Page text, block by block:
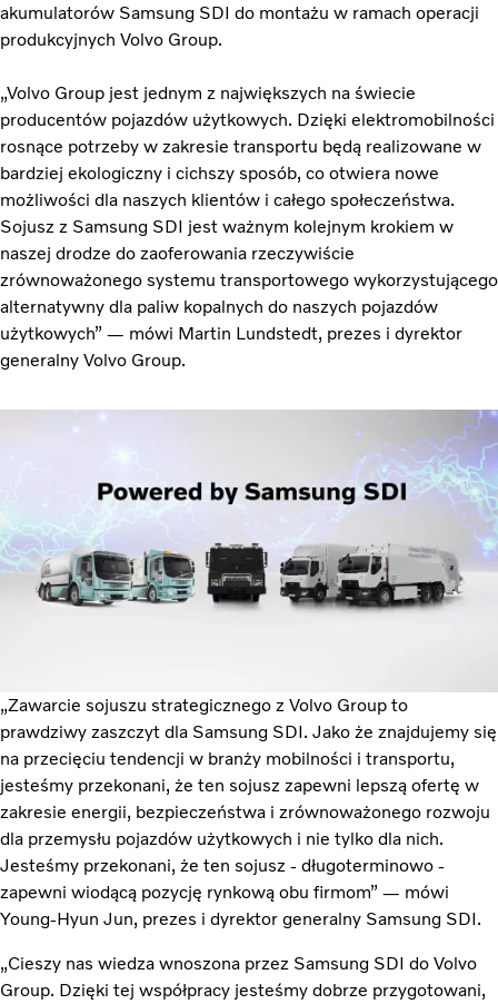
akumulatorów Samsung SDI do montażu w ramach operacji
produkcyjnych Volvo Group.
„Volvo Group jest jednym z największych na świecie
producentów pojazdów użytkowych. Dzięki elektromobilności
rosnące potrzeby w zakresie transportu będą realizowane w
bardziej ekologiczny i cichszy sposób, co otwiera nowe
możliwości dla naszych klientów i całego społeczeństwa.
Sojusz z Samsung SDI jest ważnym kolejnym krokiem w
naszej drodze do zaoferowania rzeczywiście
zrównoważonego systemu transportowego wykorzystującego
alternatywny dla paliw kopalnych do naszych pojazdów
użytkowych” — mówi Martin Lundstedt, prezes i dyrektor
generalny Volvo Group.
„Zawarcie sojuszu strategicznego z Volvo Group to
prawdziwy zaszczyt dla Samsung SDI. Jako że znajdujemy się
na przecięciu tendencji w branży mobilności i transportu,
jesteśmy przekonani, że ten sojusz zapewni lepszą ofertę w
zakresie energii, bezpieczeństwa i zrównoważonego rozwoju
dla przemysłu pojazdów użytkowych i nie tylko dla nich.
Jesteśmy przekonani, że ten sojusz - długoterminowo -
zapewni wiodącą pozycję rynkową obu firmom” — mówi
Young-Hyun Jun, prezes i dyrektor generalny Samsung SDI.
„Cieszy nas wiedza wnoszona przez Samsung SDI do Volvo
Group. Dzięki tej współpracy jesteśmy dobrze przygotowani,